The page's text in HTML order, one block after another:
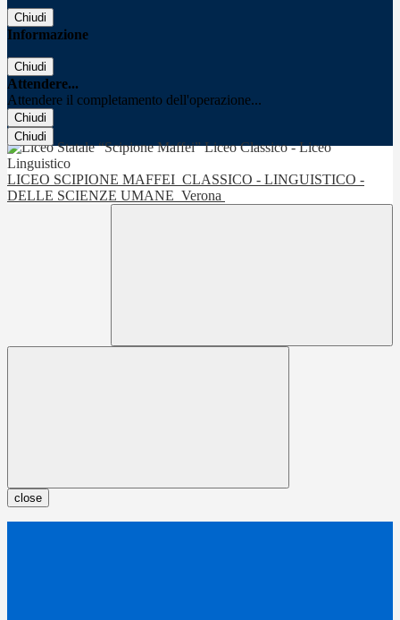
Chiudi
Informazione
Chiudi
Attendere...
Attendere il completamento dell'operazione...
Chiudi
Chiudi
LICEO SCIPIONE MAFFEI CLASSICO - LINGUISTICO -
DELLE SCIENZE UMANE Verona
close